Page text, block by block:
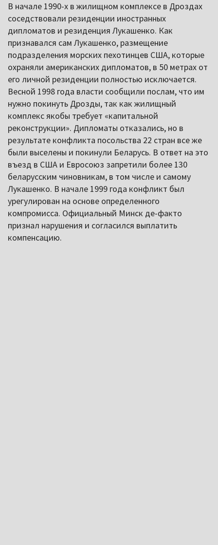
В начале 1990-х в жилищном комплексе в Дроздах
соседствовали резиденции иностранных
дипломатов и резиденция Лукашенко. Как
признавался сам Лукашенко, размещение
подразделения морских пехотинцев США, которые
охраняли американских дипломатов, в 50 метрах от
его личной резиденции полностью исключается.
Весной 1998 года власти сообщили послам, что им
нужно покинуть Дрозды, так как жилищный
комплекс якобы требует «капитальной
реконструкции». Дипломаты отказались, но в
результате конфликта посольства 22 стран все же
были выселены и покинули Беларусь. В ответ на это
въезд в США и Евросоюз запретили более 130
беларусским чиновникам, в том числе и самому
Лукашенко. В начале 1999 года конфликт был
урегулирован на основе определенного
компромисса. Официальный Минск де-факто
признал нарушения и согласился выплатить
компенсацию.